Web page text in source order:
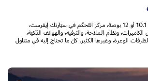
تشكّل شاشة اللّمس قياس 10.1 أو 12 بوصة، مركز التّحكّم في سيّارتك إيفرست،
ونظام الملاحة، والتّرفيه، والهواتف الذّكيّة،
الوعرة، وغيرها الكثير. كلّ ما تحتاج إليه في متناول